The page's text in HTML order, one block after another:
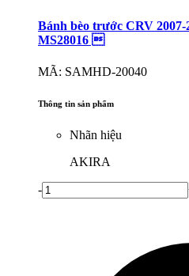
Bánh bèo trước CRV 2007-
MS28016 
MÃ: SAMHD-20040
Thông tin sản phẩm
Nhãn hiệu
AKIRA
-